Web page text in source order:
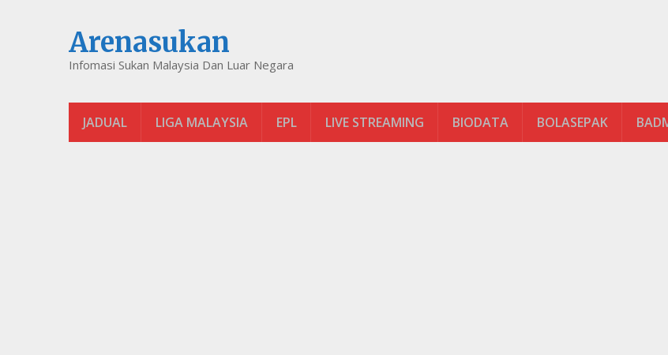
Arenasukan
Infomasi Sukan Malaysia Dan Luar Negara
JADUAL LIGA MALAYSIA EPL LIVE STREAMING BIODATA BOLASEPAK